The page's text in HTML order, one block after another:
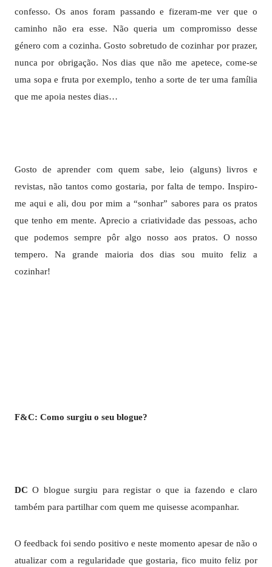
confesso. Os anos foram passando e fizeram-me ver que o
caminho não era esse. Não queria um compromisso desse
género com a cozinha. Gosto sobretudo de cozinhar por prazer,
nunca por obrigação. Nos dias que não me apetece, come-se
uma sopa e fruta por exemplo, tenho a sorte de ter uma família
que me apoia nestes dias…
Gosto de aprender com quem sabe, leio (alguns) livros e
revistas, não tantos como gostaria, por falta de tempo. Inspiro-
me aqui e ali, dou por mim a “sonhar” sabores para os pratos
que tenho em mente. Aprecio a criatividade das pessoas, acho
que podemos sempre pôr algo nosso aos pratos. O nosso
tempero. Na grande maioria dos dias sou muito feliz a
cozinhar!
F&C: Como surgiu o seu blogue?
DC O blogue surgiu para registar o que ia fazendo e claro
também para partilhar com quem me quisesse acompanhar.
O feedback foi sendo positivo e neste momento apesar de não o
atualizar com a regularidade que gostaria, fico muito feliz por